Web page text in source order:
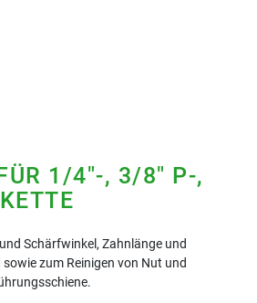
1/4"-, 3/8" P-,
Schärfwinkel, Zahnlänge und
zum Reinigen von Nut und